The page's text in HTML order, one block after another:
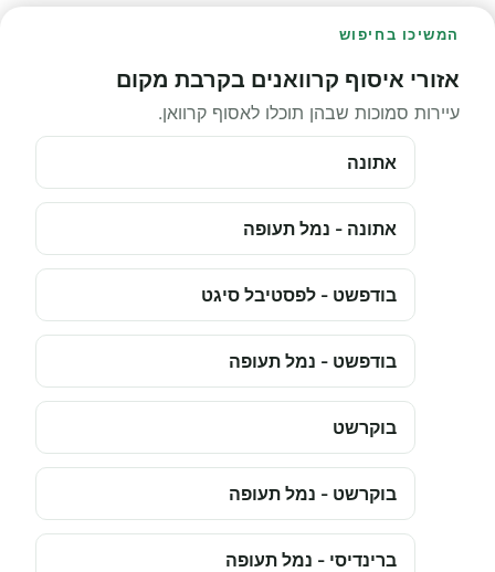
המשיכו בחיפוש
אזורי איסוף קרוואנים בקרבת מקום
עיירות סמוכות שבהן תוכלו לאסוף קרוואן.
אתונה
אתונה - נמל תעופה
בודפשט - לפסטיבל סיגט
בודפשט - נמל תעופה
בוקרשט
בוקרשט - נמל תעופה
ברינדיסי - נמל תעופה